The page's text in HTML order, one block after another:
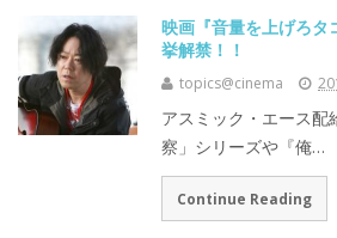
映画『音量を上げろタ
挙解禁！！
topics@cinema
アスミック・エース配
察」シリーズや『俺…
Continue Reading